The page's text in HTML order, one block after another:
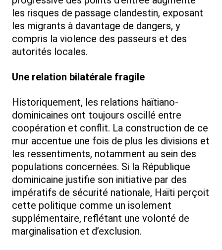
les risques de passage clandestin, exposant
les migrants à davantage de dangers, y
compris la violence des passeurs et des
autorités locales.
Une relation bilatérale fragile
Historiquement, les relations haïtiano-
dominicaines ont toujours oscillé entre
coopération et conflit. La construction de ce
mur accentue une fois de plus les divisions et
les ressentiments, notamment au sein des
populations concernées. Si la République
dominicaine justifie son initiative par des
impératifs de sécurité nationale, Haïti perçoit
cette politique comme un isolement
supplémentaire, reflétant une volonté de
marginalisation et d’exclusion.